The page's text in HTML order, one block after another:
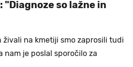
"Diagnoze so lažne in
živali na kmetiji smo zaprosili tudi
nam je poslal sporočilo za